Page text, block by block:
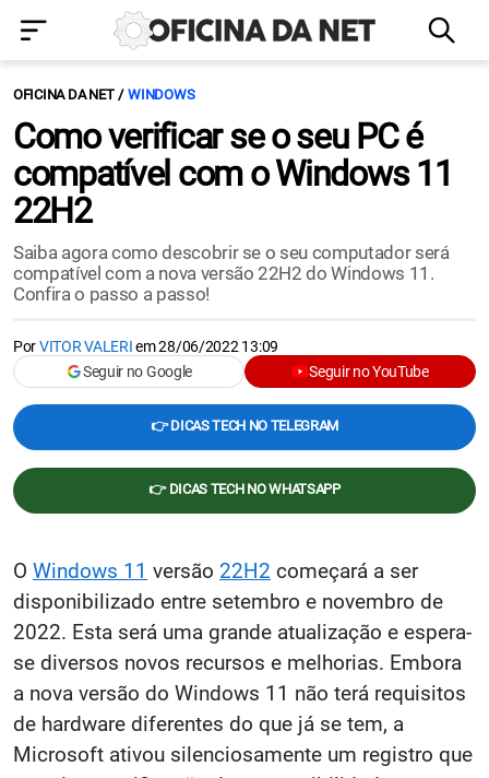
OFICINA DA NET WINDOWS
Como verificar se o seu PC é
compatível com o Windows 11
22H2
Saiba agora como descobrir se o seu computador será
compatível com a nova versão 22H2 do Windows 11.
Confira o passo a passo!
PorVITOR VALERIem28/06/2022 13:09
Seguir no Google
Seguir no YouTube
👉 DICAS TECH NO TELEGRAM
👉 DICAS TECH NO WHATSAPP
O Windows 11 versão 22H2 começará a ser
disponibilizado entre setembro e novembro de
2022. Esta será uma grande atualização e espera-
se diversos novos recursos e melhorias. Embora
a nova versão do Windows 11 não terá requisitos
de hardware diferentes do que já se tem, a
Microsoft ativou silenciosamente um registro que